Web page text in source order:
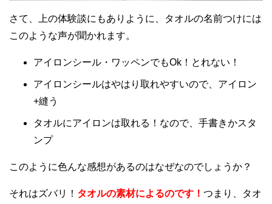
さて、上の体験談にもありように、タオルの名前つけには
このような声が聞かれます。
アイロンシール・ワッペンでもOk！とれない！
アイロンシールはやはり取れやすいので、アイロン
+縫う
タオルにアイロンは取れる！なので、手書きかスタ
ンプ
このように色んな感想があるのはなぜなのでしょうか？
それはズバリ！ タオルの素材によるのです！ つまり、タオ